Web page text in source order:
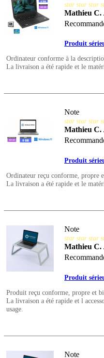
star star star
Mathieu C.
Produit
Ordinateur conforme à la
La livraison a été rapide et le
Note
star star star
Mathieu C.
Produit
Ordinateur reçu conforme, propre
La livraison a été rapide et le
Note
star star star
Mathieu C.
Produit
Produit reçu conforme, propre et
La livraison a été rapide et l
usage.
Note